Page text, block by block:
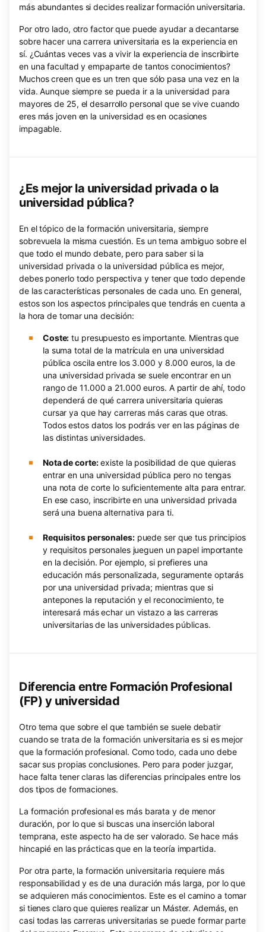
más abundantes si decides realizar formación universitaria.
Por otro lado, otro factor que puede ayudar a decantarse
sobre hacer una carrera universitaria es la experiencia en
sí. ¿Cuántas veces vas a vivir la experiencia de inscribirte
en una facultad y empaparte de tantos conocimientos?
Muchos creen que es un tren que sólo pasa una vez en la
vida. Aunque siempre se pueda ir a la universidad para
mayores de 25, el desarrollo personal que se vive cuando
eres más joven en la universidad es en ocasiones
impagable.
¿Es mejor la universidad privada o la
universidad pública?
En el tópico de la formación universitaria, siempre
sobrevuela la misma cuestión. Es un tema ambiguo sobre el
que todo el mundo debate, pero para saber si la
universidad privada o la universidad pública es mejor,
debes ponerlo todo perspectiva y tener que todo depende
de las características personales de cada uno. En general,
estos son los aspectos principales que tendrás en cuenta a
la hora de tomar una decisión:
Coste: tu presupuesto es importante. Mientras que
la suma total de la matrícula en una universidad
pública oscila entre los 3.000 y 8.000 euros, la de
una universidad privada se suele encontrar en un
rango de 11.000 a 21.000 euros. A partir de ahí, todo
dependerá de qué carrera universitaria quieras
cursar ya que hay carreras más caras que otras.
Todos estos datos los podrás ver en las páginas de
las distintas universidades.
Nota de corte:existe la posibilidad de que quieras
entrar en una universidad pública pero no tengas
una nota de corte lo suficientemente alta para entrar.
En ese caso, inscribirte en una universidad privada
será una buena alternativa para ti.
Requisitos personales:puede ser que tus principios
y requisitos personales jueguen un papel importante
en la decisión. Por ejemplo, si prefieres una
educación más personalizada, seguramente optarás
por una universidad privada; mientras que si
antepones la reputación y el reconocimiento, te
interesará más echar un vistazo a las carreras
universitarias de las universidades públicas.
Diferencia entre Formación Profesional
(FP) y universidad
Otro tema que sobre el que también se suele debatir
cuando se trata de la formación universitaria es si es mejor
que la formación profesional. Como todo, cada uno debe
sacar sus propias conclusiones. Pero para poder juzgar,
hace falta tener claras las diferencias principales entre los
dos tipos de formaciones.
La formación profesional es más barata y de menor
duración, por lo que si buscas una inserción laboral
temprana, este aspecto ha de ser valorado. Se hace más
hincapié en las prácticas que en la teoría impartida.
Por otra parte, la formación universitaria requiere más
responsabilidad y es de una duración más larga, por lo que
se adquieren más conocimientos. Este es el camino a tomar
si tienes claro que quieres realizar un Máster. Además, en
casi todas las carreras universitarias se puede formar parte